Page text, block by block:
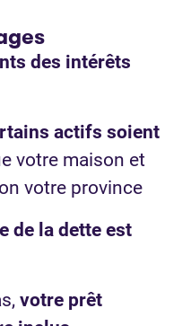
des intérêts
actifs soient
votre maison et
votre province
de la dette est
votre prêt